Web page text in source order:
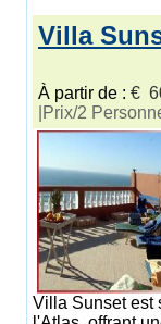
Villa
À partir de : €
|Prix/2
Villa Sunset est